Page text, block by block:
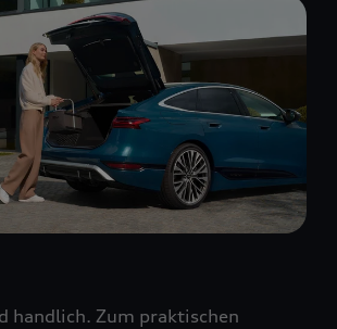
handlich. Zum praktischen